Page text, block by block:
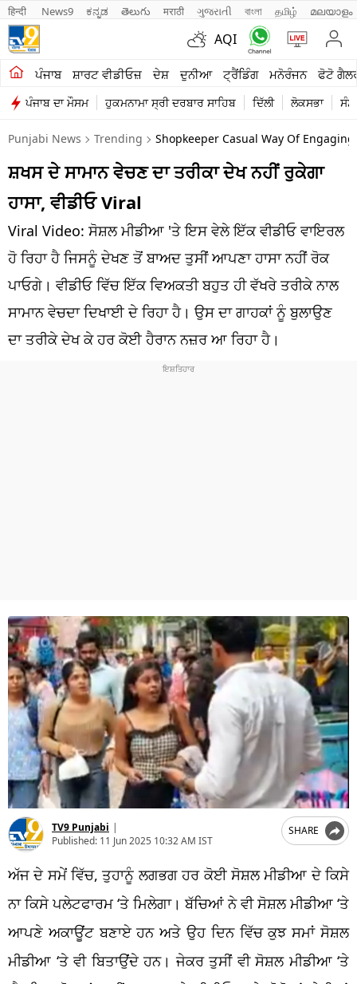
हिन्दी News9 ಕನ್ನಡ తెలుగు मराठी ગુજરાતી বাংলা தமிழ் മലയാളം
AQI
ਪੰਜਾਬ ਸ਼ਾਰਟ ਵੀਡੀਓਜ਼ ਦੇਸ਼ ਦੁਨੀਆ ਟ੍ਰੈਂਡਿੰਗ ਮਨੋਰੰਜਨ ਫੋਟੋ
ਪੰਜਾਬ ਦਾ ਮੌਸਮ ਹੁਕਮਨਾਮਾ ਸ੍ਰੀ ਦਰਬਾਰ ਸਾਹਿਬ ਦਿੱਲੀ ਲੋਕਸਭਾ
ਖੇਤੀਬਾੜੀ
ਸ਼ਾਰਟ ਵੀਡੀਓਜ਼
ਕਾਰੋਬਾਰ
ਕਰਿਅਰ
ਮਨੋਰੰਜਨ
ਦੇਸ਼
ਲਾਈਫ ਸਟਾਈਲ
Punjabi News Trending Shopkeeper Casual Way Of
ਸ਼ਖਸ ਦੇ ਸਾਮਾਨ ਵੇਚਣ ਦਾ ਤਰੀਕਾ ਦੇਖ ਨਹੀਂ ਰੁਕੇਗਾ
ਹਾਸਾ, ਵੀਡੀਓ Viral
Viral Video: ਸੋਸ਼ਲ ਮੀਡੀਆ 'ਤੇ ਇਸ ਵੇਲੇ ਇੱਕ ਵੀਡੀਓ ਵਾਇਰਲ
ਹੋ ਰਿਹਾ ਹੈ ਜਿਸਨੂੰ ਦੇਖਣ ਤੋਂ ਬਾਅਦ ਤੁਸੀਂ ਆਪਣਾ ਹਾਸਾ ਨਹੀਂ ਰੋਕ
ਪਾਓਗੇ। ਵੀਡੀਓ ਵਿੱਚ ਇੱਕ ਵਿਅਕਤੀ ਬਹੁਤ ਹੀ ਵੱਖਰੇ ਤਰੀਕੇ ਨਾਲ
ਸਾਮਾਨ ਵੇਚਦਾ ਦਿਖਾਈ ਦੇ ਰਿਹਾ ਹੈ। ਉਸ ਦਾ ਗਾਹਕਾਂ ਨੂੰ ਬੁਲਾਉਣ
ਦਾ ਤਰੀਕੇ ਦੇਖ ਕੇ ਹਰ ਕੋਈ ਹੈਰਾਨ ਨਜ਼ਰ ਆ ਰਿਹਾ ਹੈ।
TV9 Punjabi |
Published: 11 Jun 2025 10:32 AM IST
SHARE
ਅੱਜ ਦੇ ਸਮੇਂ ਵਿੱਚ, ਤੁਹਾਨੂੰ ਲਗਭਗ ਹਰ ਕੋਈ ਸੋਸ਼ਲ ਮੀਡੀਆ ਦੇ ਕਿਸੇ
ਨਾ ਕਿਸੇ ਪਲੇਟਫਾਰਮ ‘ਤੇ ਮਿਲੇਗਾ। ਬੱਚਿਆਂ ਨੇ ਵੀ ਸੋਸ਼ਲ ਮੀਡੀਆ ‘ਤੇ
ਆਪਣੇ ਅਕਾਊਂਟ ਬਣਾਏ ਹਨ ਅਤੇ ਉਹ ਦਿਨ ਵਿੱਚ ਕੁਝ ਸਮਾਂ ਸੋਸ਼ਲ
ਮੀਡੀਆ ‘ਤੇ ਵੀ ਬਿਤਾਉਂਦੇ ਹਨ। ਜੇਕਰ ਤੁਸੀਂ ਵੀ ਸੋਸ਼ਲ ਮੀਡੀਆ ‘ਤੇ